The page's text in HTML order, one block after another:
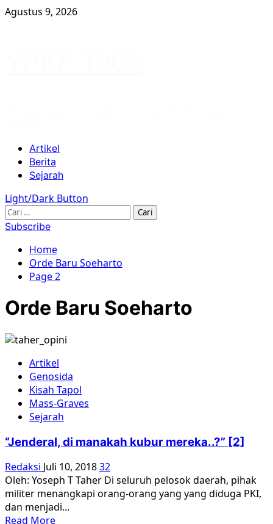
Skip
Agustus 9, 2026
Primary
Menu
Artikel
Berita
Sejarah
Light/Dark Button
Cari
untuk:
Subscribe
Home
Orde Baru Soeharto
Page 2
Orde Baru Soeharto
Artikel
Genosida
Kisah Tapol
Mass-Graves
Sejarah
“Jenderal, di manakah kubur mereka..?” [2]
Redaksi Juli 10, 201832
Oleh: Yoseph T Taher Di seluruh pelosok daerah, pihak
militer menangkapi orang-orang yang yang diduga PKI,
dan menjadi...
Read MoreRead